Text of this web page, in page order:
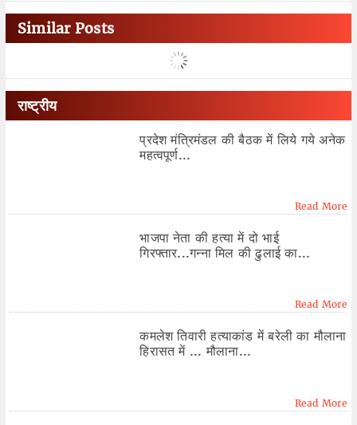
Similar Posts
राष्ट्रीय
प्रदेश मंत्रिमंडल की बैठक में लिये गये अनेक
महत्वपूर्ण...
Read More
भाजपा नेता की हत्या में दो भाई
गिरफ्तार...गन्ना मिल की ढुलाई का...
Read More
कमलेश तिवारी हत्याकांड में बरेली का मौलाना
हिरासत में ... मौलाना...
Read More